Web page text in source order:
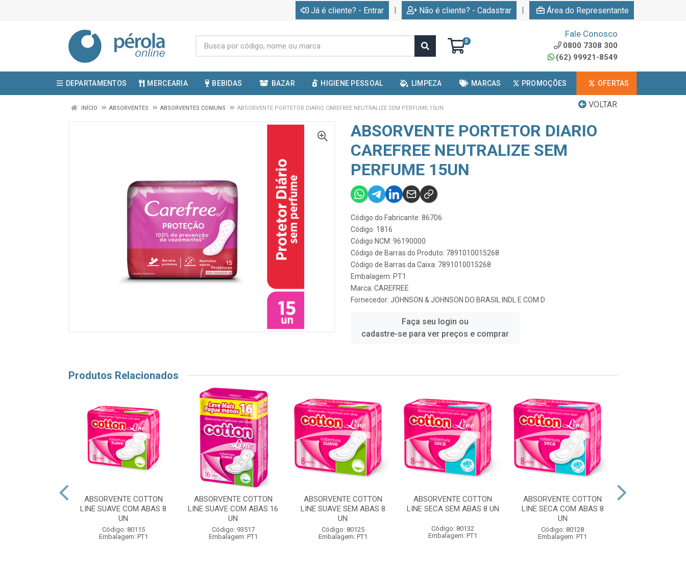
Já é cliente? - Entrar | Não é cliente? - Cadastrar | Área do Representante
0
Fale Conosco
0800 7308 300
(62) 99921-8549
DEPARTAMENTOS MERCEARIA BEBIDAS BAZAR HIGIENE PESSOAL LIMPEZA MARCAS PROMOÇÕES OFERTAS
VOLTAR
INÍCIO ABSORVENTES ABSORVENTES COMUNS ABSORVENTE PORTETOR DIARIO CAREFREE NEUTRALIZE SEM PERFUME 15UN
ABSORVENTE PORTETOR DIARIO
CAREFREE NEUTRALIZE SEM
PERFUME 15UN
Código do Fabricante: 86706
Código: 1816
Código NCM: 96190000
Código de Barras do Produto: 7891010015268
Código de Barras da Caixa: 7891010015268
Embalagem: PT1
Marca: CAREFREE
Fornecedor: JOHNSON & JOHNSON DO BRASIL INDL E COM D
Faça seu login ou
cadastre-se para ver preços e comprar
Produtos Relacionados
ABSORVENTE COTTON
LINE SUAVE COM ABAS 8
UN
Código: 80115
Embalagem: PT1
ABSORVENTE COTTON
LINE SUAVE COM ABAS 16
UN
Código: 93517
Embalagem: PT1
ABSORVENTE COTTON
LINE SUAVE SEM ABAS 8
UN
Código: 80125
Embalagem: PT1
ABSORVENTE COTTON
LINE SECA SEM ABAS 8 UN
Código: 80132
Embalagem: PT1
ABSORVENTE COTTON
LINE SECA COM ABAS 8
UN
Código: 80128
Embalagem: PT1